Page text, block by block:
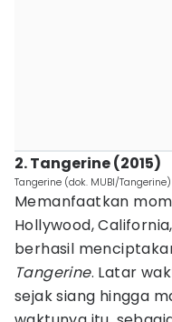
2. Tangerine (2015)
Tangerine (dok. MUBI/Tangerine)
Memanfaatkan
Hollywood,
berhasil
Tangerine. Latar
sejak siang hingga